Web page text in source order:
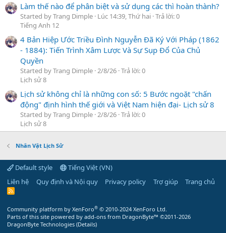
Làm thế nào để phân biệt và sử dụng các thì hoàn thành?
Started by Trang Dimple Lúc 14:39, Thứ hai Trả lời: 0
Tiếng Anh 12
4 Bản Hiệp Ước Triều Đình Nguyễn Đã Ký Với Pháp (1862
- 1884): Tiến Trình Xâm Lược Và Sự Sụp Đổ Của Chủ
Quyền
Started by Trang Dimple 2/8/26 Trả lời: 0
Lịch sử 8
Lịch sử không chỉ là những con số: 5 Bước ngoặt "chấn
động" định hình thế giới và Việt Nam hiện đại- Lịch sử 8
Started by Trang Dimple 2/8/26 Trả lời: 0
Lịch sử 8
Nhân Vật Lịch Sử
Default style
Tiếng Việt (VN)
Liên hệ
Quy định và Nội quy Privacy policy Trợ giúp Trang chủ
R
Community platform by XenForo® © 2010-2024 XenForo Ltd.
Parts of this site powered by add-ons from DragonByte™ ©2011-2026
DragonByte Technologies (Details)